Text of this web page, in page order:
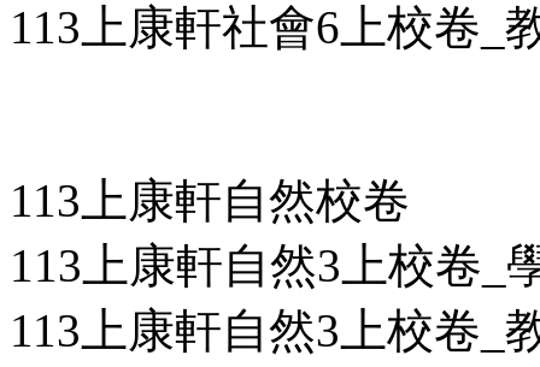
113上康軒社會6上校卷_
113上康軒自然校卷
113上康軒自然3上校卷_
113上康軒自然3上校卷_